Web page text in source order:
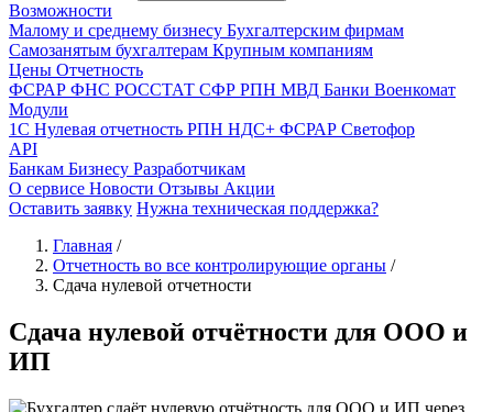
Возможности
Малому и среднему бизнесу Бухгалтерским фирмам
Самозанятым бухгалтерам Крупным компаниям
Цены Отчетность
ФСРАР ФНС РОССТАТ СФР РПН МВД Банки Военкомат
Модули
1С Нулевая отчетность РПН НДС+ ФСРАР Светофор
API
Банкам Бизнесу Разработчикам
О сервисе Новости Отзывы Акции
Оставить заявку Нужна техническая поддержка?
Главная /
Отчетность во все контролирующие органы /
Сдача нулевой отчетности
Сдача нулевой отчётности для ООО и
ИП